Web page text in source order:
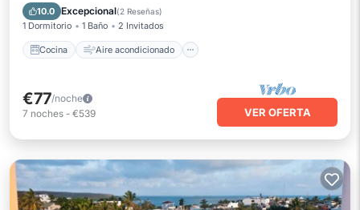
10.0 Excepcional(2 Reseñas)
1 Dormitorio 1 Baño 2 Invitados
Cocina Aire acondicionado
Apto para niños
€77/noche
7 noches - €539 VER OFERTA